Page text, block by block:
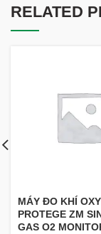
RELATED
MÁY ĐO KHÍ OXY
PROTEGE ZM
GAS O2